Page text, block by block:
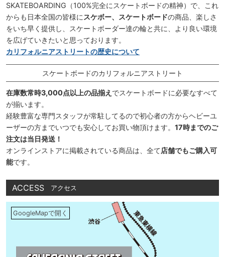
SKATEBOARDING（100%完全にスケートボードの精神）で、これ
からも日本全国の皆様に スケボー、スケートボードの商品、楽しさ
をいち早く提供し、スケートボーダー達の輪と共に、より良い環境
を広げていきたいと思っております。
カリフォルニアストリートの歴史について
スケートボードのカリフォルニアストリート
在庫数常時3,000点以上の品揃え でスケートボードに必要なすべて
が揃います。
経験豊富な専門スタッフが常駐してるので初心者の方からヘビーユ
ーザーの方までいつでも安心してお買い物頂けます。 17時までのご
注文は当日発送！
オンラインストアに掲載されている商品は、全て店舗でもご購入可
能です。
ACCESS アクセス
GoogleMapで開く